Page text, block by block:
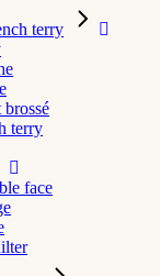
terry
brossé
terry
face